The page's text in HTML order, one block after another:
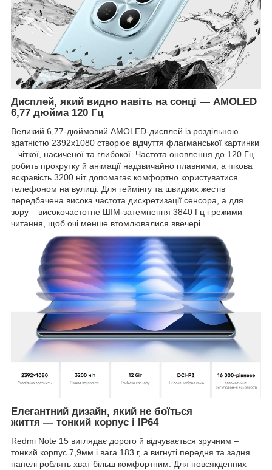
Дисплей, який видно навіть на сонці — AMOLED
6,77 дюйма 120 Гц
Великий 6,77-дюймовий AMOLED-дисплей із роздільною
здатністю 2392х1080 створює відчуття флагманської картинки
– чіткої, насиченої та глибокої. Частота оновлення до 120 Гц
робить прокрутку й анімації надзвичайно плавними, а пікова
яскравість 3200 ніт допомагає комфортно користуватися
телефоном на вулиці. Для геймінгу та швидких жестів
передбачена висока частота дискретизації сенсора, а для
зору – високочастотне ШІМ-затемнення 3840 Гц і режими
читання, щоб очі менше втомлювалися ввечері.
Елегантний дизайн, який не боїться
життя — тонкий корпус і IP64
Redmi Note 15 виглядає дорого й відчувається зручним –
тонкий корпус 7,9мм і вага 183 г, а вигнуті передня та задня
панелі роблять хват більш комфортним. Для повсякденних